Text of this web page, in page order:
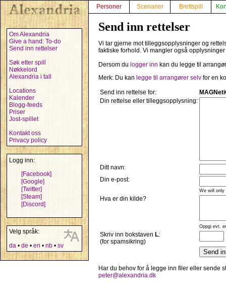
Om Alexandria
Give a hand: To-do
Send inn rettelser
Søk etter spill
Nøkkelord
Alexandria i tall
Locations
Kalender
Blogg-feeds
Priser
Jost-spillet
Kontakt oss
Privacy policy
Logg inn:
[Facebook]
[Google]
[Twitter]
[Steam]
[Discord]
Velg språk:
da • de • en • nb • sv
Personer Scenarier Brettspill
Send inn rettelser
Vi tar gjerne mot tilleggsopplysninger og
faktiske forhold. Vi mangler også
Dersom du logger inn kan du legge til
Merk: Du kan legge til arrangører selv for en
Send inn rettelse for:
Din rettelse eller tilleggsopplysning:
Ditt navn:
Din e-post:
We will only
Hva er din kilde?
Oppgi evt.
Skriv inn bokstaven L:
(for spamsikring)
Har du behov for å legge inn filer eller sende
peter@alexandria.dk